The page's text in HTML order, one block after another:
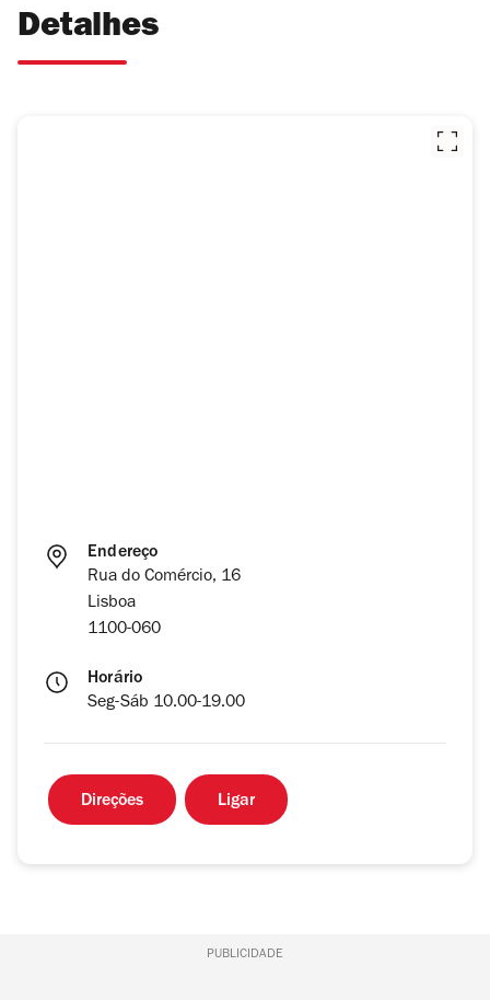
Detalhes
Endereço
Rua do Comércio, 16
Lisboa
1100-060
Horário
Seg-Sáb 10.00-19.00
Direções Ligar
PUBLICIDADE